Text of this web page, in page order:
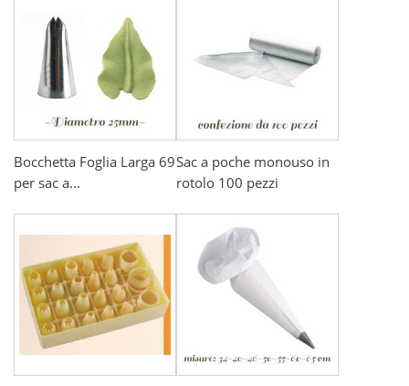
Bocchetta Foglia Larga 69
per sac a...
Sac a poche monouso in
rotolo 100 pezzi